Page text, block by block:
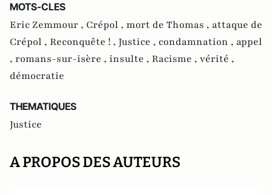
MOTS-CLES
Eric Zemmour , Crépol , mort de Thomas , attaque de
Crépol , Reconquête ! , Justice , condamnation , appel
, romans-sur-isère , insulte , Racisme , vérité ,
démocratie
THEMATIQUES
Justice
A PROPOS DES AUTEURS